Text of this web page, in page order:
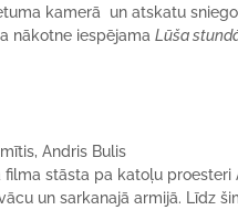
kamerā un atskatu
nākotne iespējamaLūša
Andris Bulis
stāsta pa katoļu proesteri
un sarkanajā armijā. Līdz